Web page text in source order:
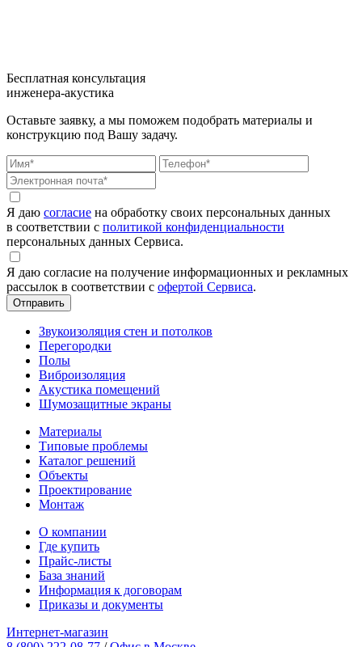
Бесплатная консультация
инженера-акустика
Оставьте заявку, а мы поможем подобрать материалы и
конструкцию под Вашу задачу.
Я даю согласие на обработку своих персональных данных
в соответствии с политикой конфиденциальности
персональных данных Сервиса.
Я даю согласие на получение информационных и рекламных
рассылок в соответствии с офертой Сервиса.
Звукоизоляция стен и потолков
Перегородки
Полы
Виброизоляция
Акустика помещений
Шумозащитные экраны
Материалы
Типовые проблемы
Каталог решений
Объекты
Проектирование
Монтаж
О компании
Где купить
Прайс-листы
База знаний
Информация к договорам
Приказы и документы
Интернет-магазин